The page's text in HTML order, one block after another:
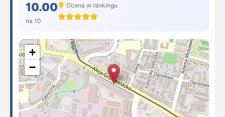
10.00
na 10
Ocena w rankingu
+
−